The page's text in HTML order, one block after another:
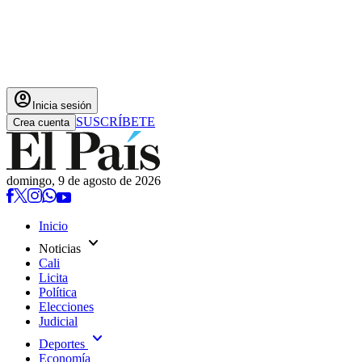
account_circle Inicia sesión
Crea cuenta SUSCRÍBETE
domingo, 9 de agosto de 2026
Inicio
Noticias expand_more
Cali
Licita
Política
Elecciones
Judicial
Deportes expand_more
Economía